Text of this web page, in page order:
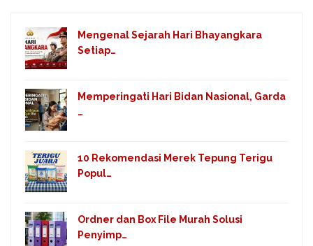
Mengenal Sejarah Hari Bhayangkara
Setiap…
Memperingati Hari Bidan Nasional, Garda
…
10 Rekomendasi Merek Tepung Terigu
Popul…
Ordner dan Box File Murah Solusi
Penyimp…